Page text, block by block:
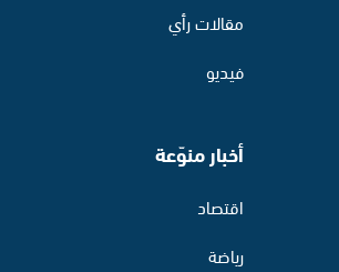
مقالات رأي
فيديو
أخبار منوّعة
اقتصاد
رياضة